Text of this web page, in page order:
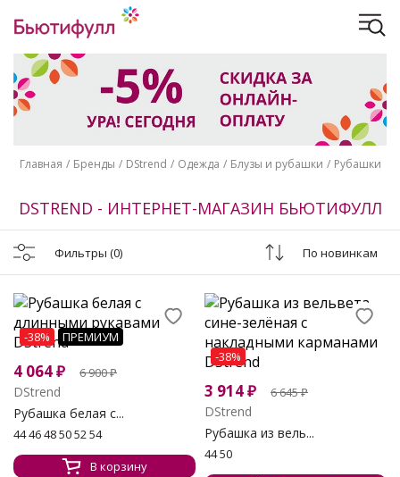
Главная Бренды DStrend Одежда Блузы и рубашки Рубашки
DSTREND - ИНТЕРНЕТ-МАГАЗИН БЬЮТИФУЛЛ
Фильтры (0) По новинкам
-38% ПРЕМИУМ
4 064₽ 6 900₽
DStrend
Рубашка белая с...
44 46 48 50 52 54
В корзину
-38%
3 914₽ 6 645₽
DStrend
Рубашка из вель...
44 50